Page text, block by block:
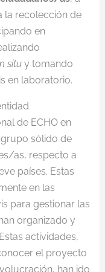
la recolección de
en
situy tomando
en laboratorio.
de ECHO en
sólido de
as, respecto a
países. Estas
en las
para gestionar las
organizado y
actividades,
el proyecto
han ido